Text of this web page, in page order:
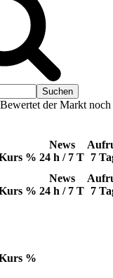
der Markt
%
News
24 h / 7 T 7
%
News
24 h / 7 T 7
%